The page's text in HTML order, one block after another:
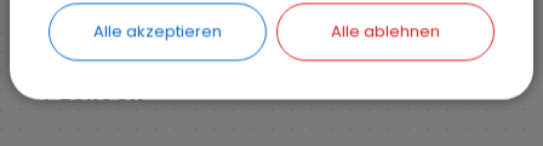
ZURÜCK
Alle akzeptieren Alle ablehnen